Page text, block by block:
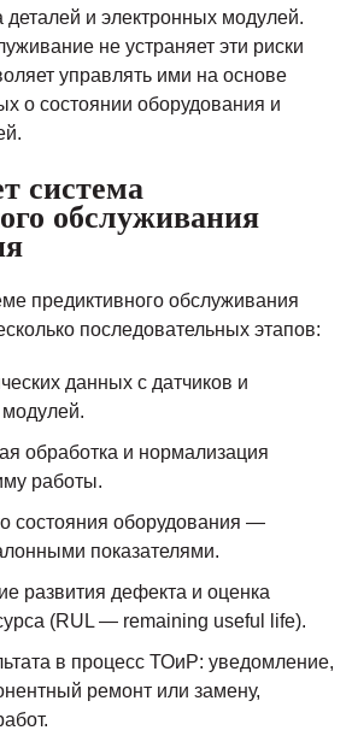
деталей и электронных модулей.
не устраняет эти риски
управлять ими на основе
о состоянии оборудования и
система
обслуживания
предиктивного обслуживания
последовательных этапов:
данных с датчиков и
обработка и нормализация
работы.
состояния оборудования —
показателями.
развития дефекта и оценка
(RUL — remaining useful life).
в процесс ТОиР: уведомление,
ремонт или замену,